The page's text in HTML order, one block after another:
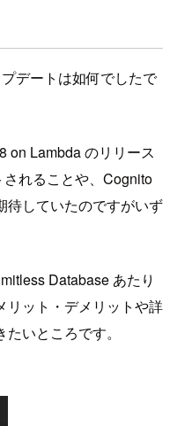
デートは如何でしたで
on Lambda のリリース
れることや、Cognito
待していたのですがいず
Database あたり
リット・デメリットや詳
いところです。